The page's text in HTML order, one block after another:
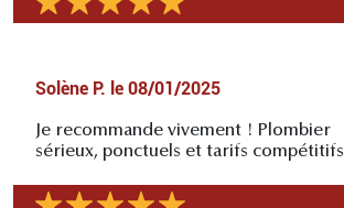
Solène P. le 08/01/2025
Je recommande vivement ! Plombier
sérieux, ponctuels et tarifs compétitifs